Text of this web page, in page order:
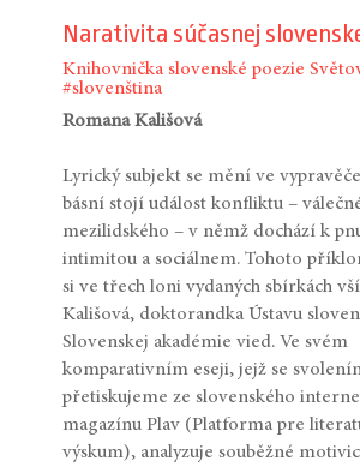
Narativita súčasnej
Knihovnička slovenské poezie
#slovenština
Romana Kališová
Lyrický subjekt se mění ve
básní stojí událost konfliktu –
mezilidského – v němž dochází k
intimitou a sociálnem. Tohoto
si ve třech loni vydaných sbírkách
Kališová, doktorandka Ústavu
Slovenskej akadémie vied. Ve svém
komparativním eseji, jejž se
přetiskujeme ze slovenského
magazínu Plav (Platforma pre
výskum), analyzuje souběžné